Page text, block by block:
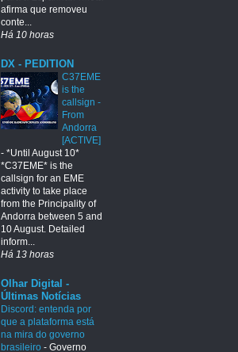
afirma que removeu
conte...
Há 10 horas
DX - PEDITION
C37EME
is the
callsign -
From
Andorra
[ACTIVE]
- *Until August 10*
*C37EME* is the
callsign for an EME
activity to take place
from the Principality of
Andorra between 5 and
10 August. Detailed
inform...
Há 13 horas
Olhar Digital -
Últimas Notícias
Discord: entenda por
que a plataforma está
na mira do governo
brasileiro - Governo